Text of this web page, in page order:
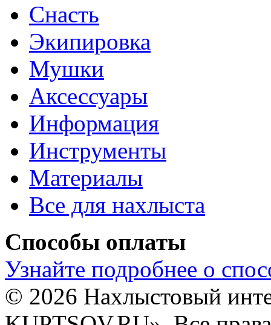
Снасть
Экипировка
Мушки
Аксессуары
Информация
Инструменты
Материалы
Все для нахлыста
Способы оплаты
Узнайте подробнее о
© 2026 Нахлыстовый